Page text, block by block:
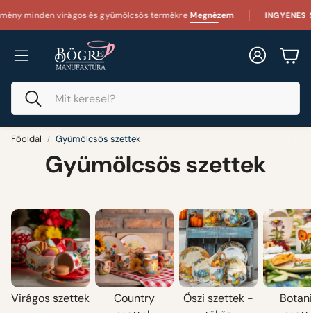
minden virágos és gyümölcsös termékreMegnézem INGYENES
Keresés
Fiók
Főoldal Gyümölcsös szettek
Gyümölcsös szettek
Virágos szettek
Country
Őszi szettek -